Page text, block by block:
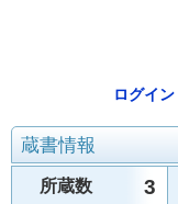
ログイン
蔵書情報
所蔵数 3